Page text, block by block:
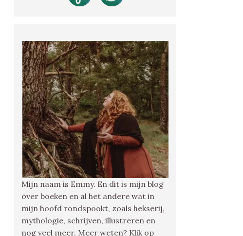
Mijn naam is Emmy. En dit is mijn blog
over boeken en al het andere wat in
mijn hoofd rondspookt, zoals hekserij,
mythologie, schrijven, illustreren en
nog veel meer. Meer weten? Klik op